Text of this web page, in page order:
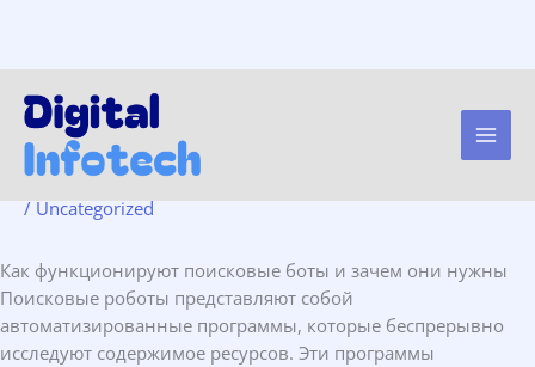
content
Как функционируют
поисковые боты и зачем они
нужны
/Uncategorized
Как функционируют поисковые боты и зачем они нужны
Поисковые роботы представляют собой
автоматизированные программы, которые беспрерывно
исследуют содержимое ресурсов. Эти программы